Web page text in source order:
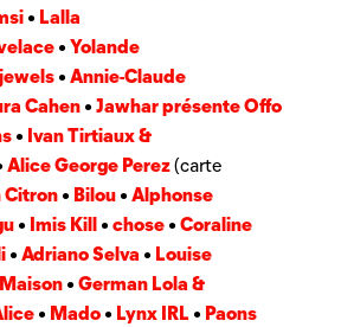
• Lalla
• Yolande
•Annie-Claude
Cahen •Jawhar présente Offo
• Ivan Tirtiaux &
Alice George Perez(carte
Citron • Bilou •Alphonse
• Imis Kill •chose •Coraline
•Adriano Selva • Louise
•German Lola &
• Mado • Lynx IRL • Paons